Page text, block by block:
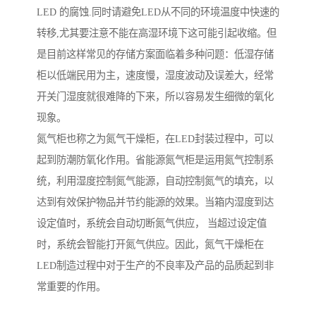
LED 的腐蚀.同时请避免LED从不同的环境温度中快速的
转移,尤其要注意不能在高湿环境下这可能引起收缩。但
是目前这样常见的存储方案面临着多种问题：低湿存储
柜以低端民用为主，速度慢，湿度波动及误差大，经常
开关门湿度就很难降的下来，所以容易发生细微的氧化
现象。
氮气柜也称之为氮气干燥柜，在LED封装过程中，可以
起到防潮防氧化作用。省能源氮气柜是运用氮气控制系
统，利用湿度控制氮气能源，自动控制氮气的填充，以
达到有效保护物品并节约能源的效果。当箱内湿度到达
设定值时，系统会自动切断氮气供应， 当超过设定值
时，系统会智能打开氮气供应。因此，氮气干燥柜在
LED制造过程中对于生产的不良率及产品的品质起到非
常重要的作用。